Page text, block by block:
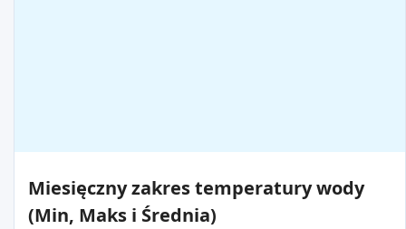
Miesięczny zakres temperatury wody
(Min, Maks i Średnia)